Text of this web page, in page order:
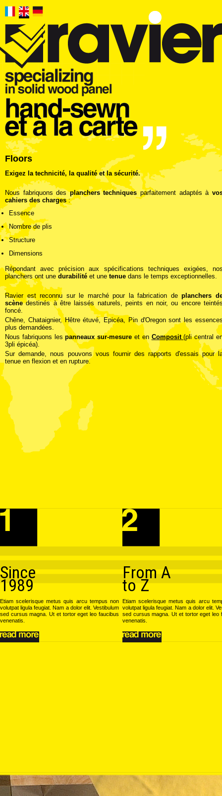
Floors
Exigez la technicité, la qualité et la sécurité.
Nous fabriquons desplanchers techniques parfaitement adaptés à
cahiers des charges:
Essence
Nombre de plis
Structure
Dimensions
Répondant avec précision aux spécifications techniques exigées,
planchers ont une durabilité et une tenue dans le temps exceptionnelles.
Ravier est reconnu sur le marché pour la fabrication deplanchers
scènedestinés à être laissés naturels, peints en noir, ou encore
foncé.
Chêne, Chataignier, Hêtre étuvé, Epicéa, Pin d'Oregon sont les
plus demandées.
Nous fabriquons lespanneaux sur-mesure et en Composit (pli central
3pli épicéa).
Sur demande, nous pouvons vous fournir des rapports d'essais pour
tenue en flexion et en rupture.
Since
1989
Etiam scelerisque metus quis arcu tempus non
volutpat ligula feugiat. Nam a dolor elit. Vestibulum
sed cursus magna. Ut et tortor eget leo faucibus
venenatis.
From A
to Z
Etiam scelerisque metus quis arcu
volutpat ligula feugiat. Nam a dolor elit.
sed cursus magna. Ut et tortor eget leo
venenatis.